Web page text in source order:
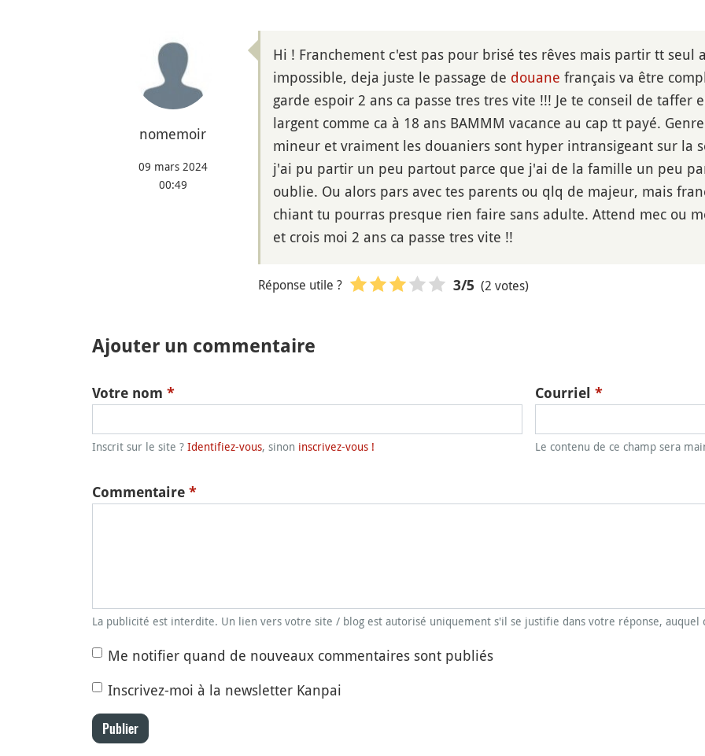
nomemoir
09 mars 2024
00:49
Hi ! Franchement c'est pas pour brisé tes rêves mais partir tt seul
impossible, deja juste le passage de douane français va être
garde espoir 2 ans ca passe tres tres vite !!! Je te conseil de
largent comme ca à 18 ans BAMMM vacance au cap tt payé.
mineur et vraiment les douaniers sont hyper intransigeant sur la
j'ai pu partir un peu partout parce que j'ai de la famille un peu
oublie. Ou alors pars avec tes parents ou qlq de majeur, mais
chiant tu pourras presque rien faire sans adulte. Attend mec ou
et crois moi 2 ans ca passe tres vite !!
Réponse utile ? 3/5 (2 votes)
Ajouter un commentaire
Votre nom *
Inscrit sur le site ? Identifiez-vous, sinon inscrivez-vous !
Courriel *
Le contenu de ce champ sera
Commentaire *
La publicité est interdite. Un lien vers votre site / blog est autorisé uniquement s'il se justifie dans votre réponse, auquel
Me notifier quand de nouveaux commentaires sont publiés
Inscrivez-moi à la newsletter Kanpai
Publier